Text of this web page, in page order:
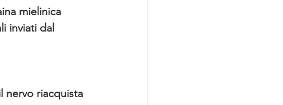
mielinica
inviati dal
nervo riacquista